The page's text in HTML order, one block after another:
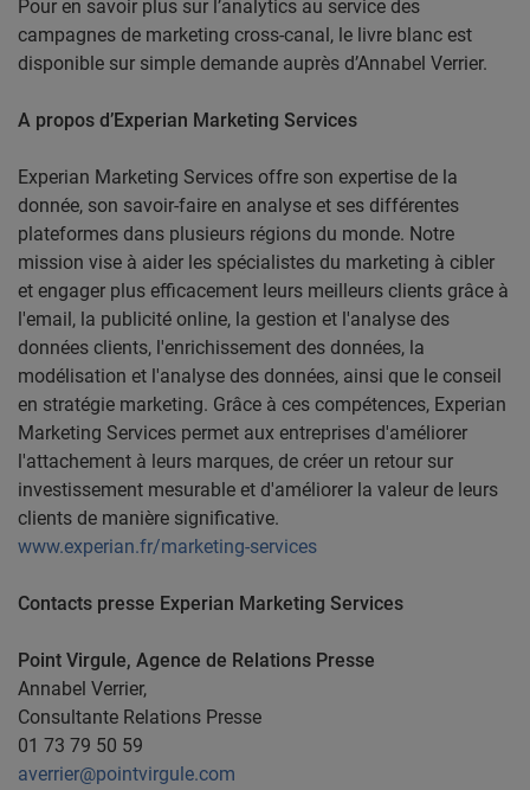
Pour en savoir plus sur l’analytics au service des
campagnes de marketing cross-canal, le livre blanc est
disponible sur simple demande auprès d’Annabel Verrier.
A propos d’Experian Marketing Services
Experian Marketing Services offre son expertise de la
donnée, son savoir-faire en analyse et ses différentes
plateformes dans plusieurs régions du monde. Notre
mission vise à aider les spécialistes du marketing à cibler
et engager plus efficacement leurs meilleurs clients grâce à
l'email, la publicité online, la gestion et l'analyse des
données clients, l'enrichissement des données, la
modélisation et l'analyse des données, ainsi que le conseil
en stratégie marketing. Grâce à ces compétences, Experian
Marketing Services permet aux entreprises d'améliorer
l'attachement à leurs marques, de créer un retour sur
investissement mesurable et d'améliorer la valeur de leurs
clients de manière significative.
www.experian.fr/marketing-services
Contacts presse Experian Marketing Services
Point Virgule, Agence de Relations Presse
Annabel Verrier,
Consultante Relations Presse
01 73 79 50 59
averrier@pointvirgule.com